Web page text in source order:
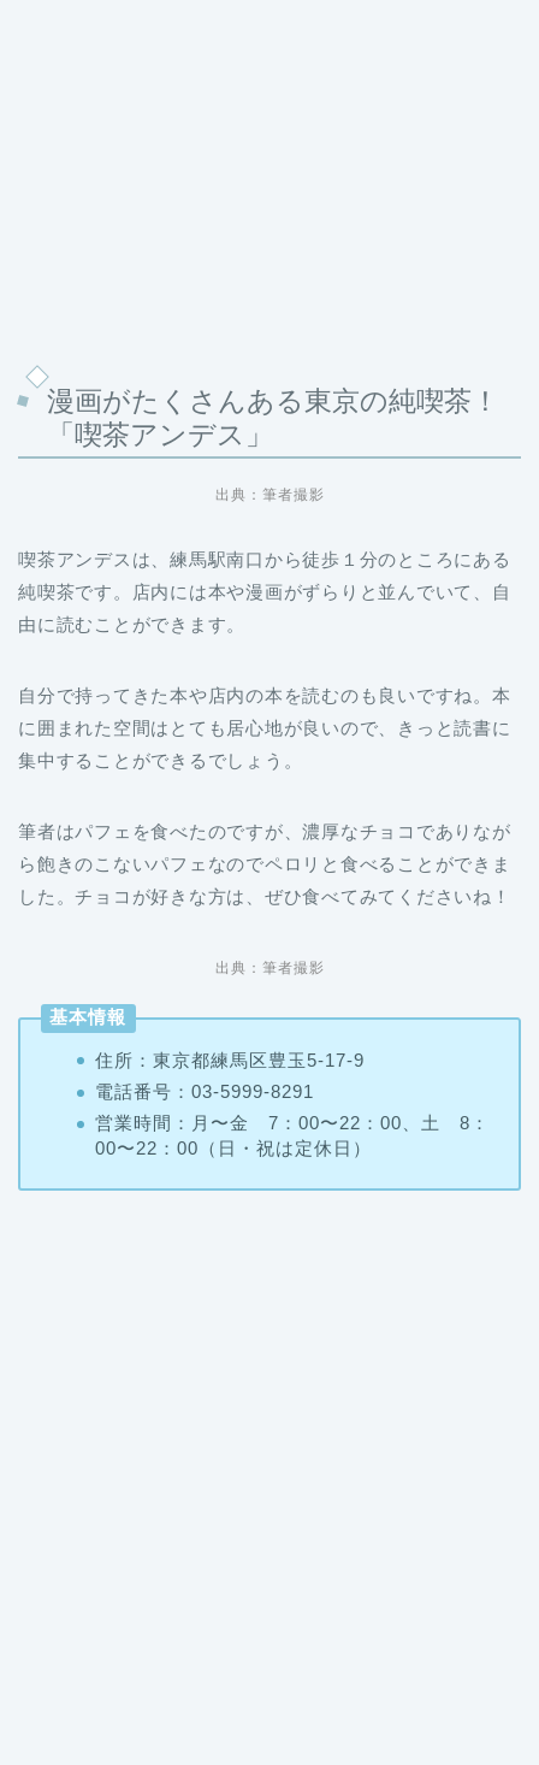
漫画がたくさんある東京の純喫茶！
「喫茶アンデス」
出典：筆者撮影
喫茶アンデスは、練馬駅南口から徒歩１分のところにある
純喫茶です。店内には本や漫画がずらりと並んでいて、自
由に読むことができます。
自分で持ってきた本や店内の本を読むのも良いですね。本
に囲まれた空間はとても居心地が良いので、きっと読書に
集中することができるでしょう。
筆者はパフェを食べたのですが、濃厚なチョコでありなが
ら飽きのこないパフェなのでペロリと食べることができま
した。チョコが好きな方は、ぜひ食べてみてくださいね！
出典：筆者撮影
基本情報
住所：東京都練馬区豊玉5-17-9
電話番号：03-5999-8291
営業時間：月〜金 7：00〜22：00、土 8：
00〜22：00（日・祝は定休日）